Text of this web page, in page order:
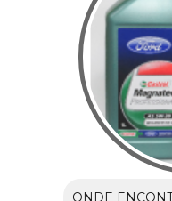
ONDE